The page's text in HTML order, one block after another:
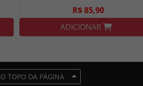
R$ 85,90
ADICIONAR
TOPO DA PÁGINA